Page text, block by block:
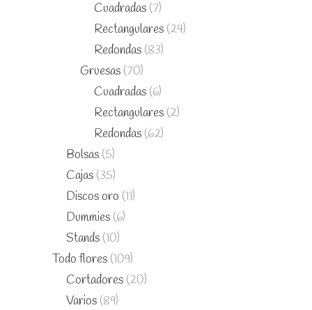
Cuadradas (7)
Rectangulares (24)
Redondas (83)
Gruesas (70)
Cuadradas (6)
Rectangulares (2)
Redondas (62)
Bolsas (5)
Cajas (35)
Discos oro (11)
Dummies (6)
Stands (10)
Todo flores (109)
Cortadores (20)
Varios (89)